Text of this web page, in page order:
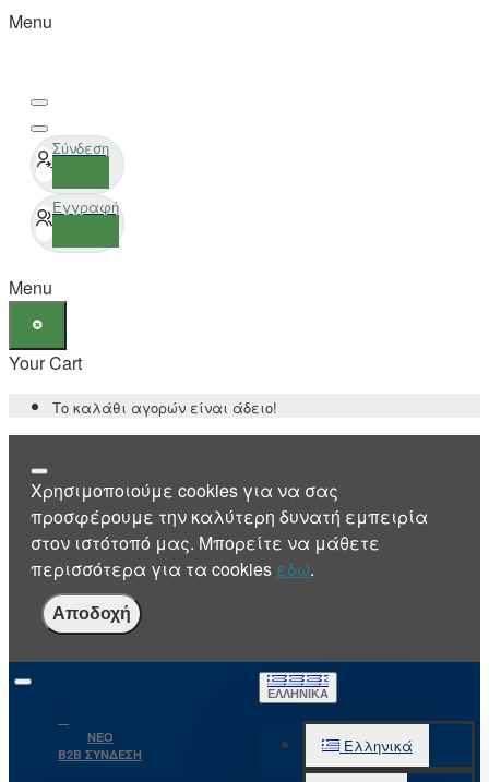
Menu
Σύνδεση
Εγγραφή
Menu
Your Cart
Το καλάθι αγορών είναι άδειο!
Χρησιμοποιούμε cookies για να σας
προσφέρουμε την καλύτερη δυνατή εμπειρία
στον ιστότοπό μας. Μπορείτε να μάθετε
περισσότερα για τα cookies εδώ.
Αποδοχή
NEO
B2B ΣΥΝΔΕΣΗ
ΕΛΛΗΝΙΚΆ
Ελληνικά